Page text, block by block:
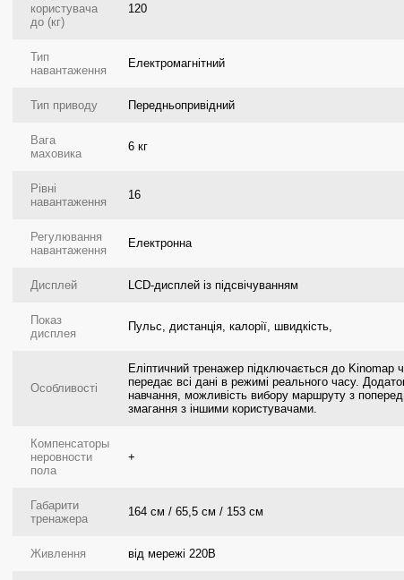
користувача
до (кг)
120
Тип
навантаження
Електромагнітний
Тип приводу Передньопривідний
Вага
маховика
6 кг
Рівні
навантаження
16
Регулювання
навантаження
Електронна
Дисплей LCD-дисплей із підсвічуванням
Показ
дисплея
Пульс, дистанція, калорії, швидкість,
Особливості
Еліптичний тренажер підключається до Kinomap
передає всі дані в режимі реального часу.
навчання, можливість вибору маршруту з
змагання з іншими користувачами.
Компенсаторы
неровности
пола
+
Габарити
тренажера
164 см / 65,5 см / 153 см
Живлення від мережі 220В